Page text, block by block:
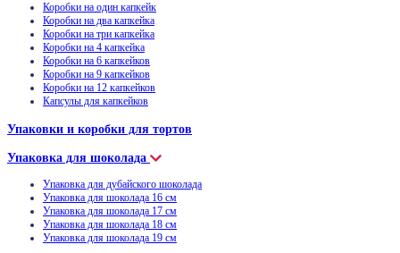
Коробки на один капкейк
Коробки на два капкейка
Коробки на три капкейка
Коробки на 4 капкейка
Коробки на 6 капкейков
Коробки на 9 капкейков
Коробки на 12 капкейков
Капсулы для капкейков
Упаковки и коробки для тортов
Упаковка для шоколада
Упаковка для дубайского шоколада
Упаковка для шоколада 16 см
Упаковка для шоколада 17 см
Упаковка для шоколада 18 см
Упаковка для шоколада 19 см